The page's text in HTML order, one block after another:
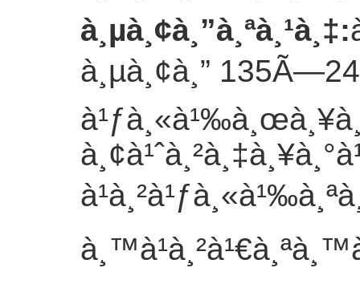
à¸µà¸¢à¸”à¸ªà¸¹à¸‡:
à¸µà¸¢à¸”